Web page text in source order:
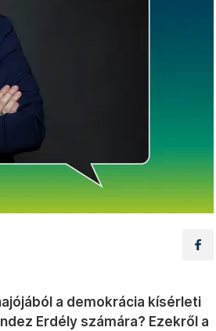
a demokrácia kísérleti
Erdély számára? Ezekről a